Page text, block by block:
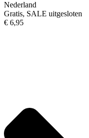
Nederland
Gratis, SALE uitgesloten
€ 6,95